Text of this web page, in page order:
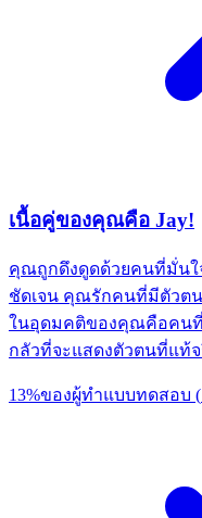
เนื้อคู่ของคุณคือ Jay!
คุณถูกดึงดูดด้วยคนที่มั่นใ
ชัดเจน คุณรักคนที่มีตัวต
ในอุดมคติของคุณคือคน
กลัวที่จะแสดงตัวตนที่แท้จ
13%ของผู้ทำแบบทดสอบ (